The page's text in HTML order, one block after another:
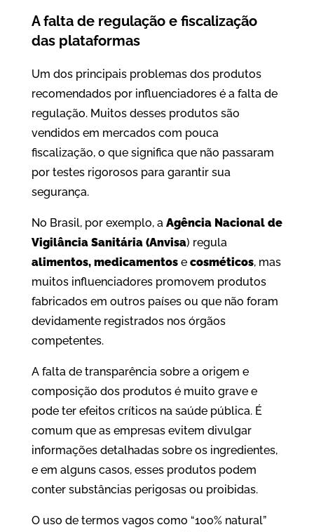
A falta de regulação e fiscalização
das plataformas
Um dos principais problemas dos produtos
recomendados por influenciadores é a falta de
regulação. Muitos desses produtos são
vendidos em mercados com pouca
fiscalização, o que significa que não passaram
por testes rigorosos para garantir sua
segurança.
No Brasil, por exemplo, a Agência Nacional de
Vigilância Sanitária (Anvisa) regula
alimentos, medicamentosecosméticos, mas
muitos influenciadores promovem produtos
fabricados em outros países ou que não foram
devidamente registrados nos órgãos
competentes.
A falta de transparência sobre a origem e
composição dos produtos é muito grave e
pode ter efeitos críticos na saúde pública. É
comum que as empresas evitem divulgar
informações detalhadas sobre os ingredientes,
e em alguns casos, esses produtos podem
conter substâncias perigosas ou proibidas.
O uso de termos vagos como “100% natural”